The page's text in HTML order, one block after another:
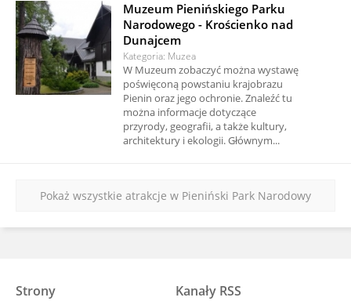
Muzeum Pienińskiego Parku
Narodowego - Krościenko nad
Dunajcem
Kategoria: Muzea
W Muzeum zobaczyć można wystawę
poświęconą powstaniu krajobrazu
Pienin oraz jego ochronie. Znaleźć tu
można informacje dotyczące
przyrody, geografii, a także kultury,
architektury i ekologii. Głównym...
Pokaż wszystkie atrakcje w Pieniński Park Narodowy
Strony Kanały RSS